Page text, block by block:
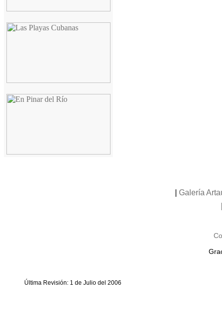
Galería
Última Revisión: 1 de Julio del 2006